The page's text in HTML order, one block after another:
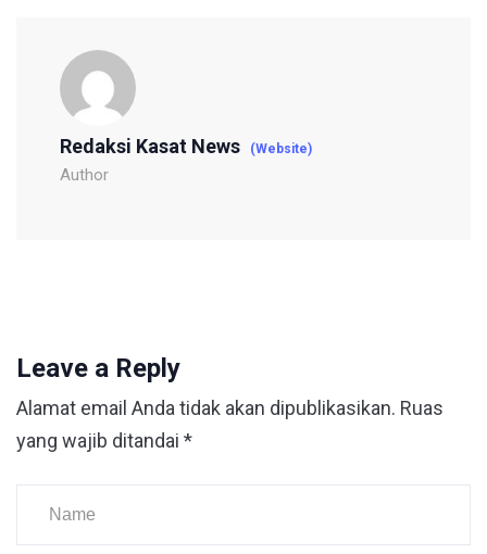
Redaksi Kasat News (Website)
Author
Leave a Reply
Alamat email Anda tidak akan dipublikasikan. Ruas
yang wajib ditandai *